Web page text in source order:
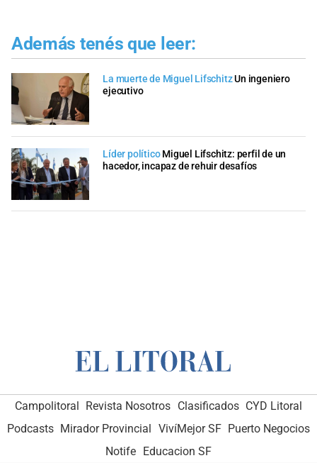
Además tenés que leer:
La muerte de Miguel LifschitzUn ingeniero
ejecutivo
Líder político Miguel Lifschitz: perfil de un
hacedor, incapaz de rehuir desafíos
Campolitoral Revista Nosotros Clasificados CYD Litoral
Podcasts Mirador Provincial VivíMejor SF Puerto Negocios
Notife Educacion SF